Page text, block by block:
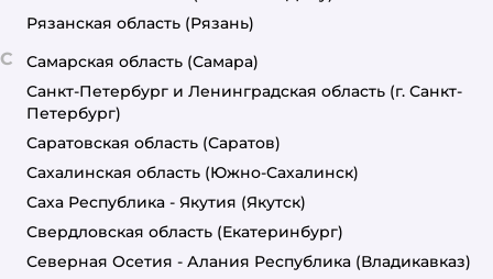
Рязанская область (Рязань)
С Самарская область (Самара)
Санкт-Петербург и Ленинградская область (г. Санкт-
Петербург)
Саратовская область (Саратов)
Сахалинская область (Южно-Сахалинск)
Саха Республика - Якутия (Якутск)
Свердловская область (Екатеринбург)
Северная Осетия - Алания Республика (Владикавказ)